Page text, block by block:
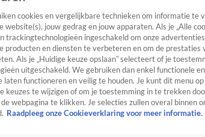
cookies en vergelijkbare technieken om informatie te
website(s), jouw gedrag en jouw apparaten. Als je „Alle
trackingtechnologieën ingeschakeld om onze
producten en diensten te verbeteren en om de prestaties
Als je „Huidige keuze opslaan” selecteert of je
uitgeschakeld. We gebruiken dan enkel functionele
laten functioneren en veilig te houden. Je kunt dit menu
keuzes te wijzigen of om je toestemming in te trekken
webpagina te klikken. Je selecties zullen overal binnen
Raadpleeg onze Cookieverklaring voor meer informatie.